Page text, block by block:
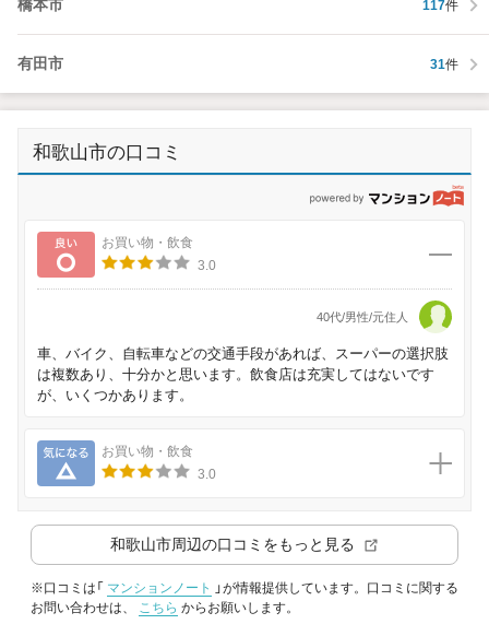
橋本市 117件
有田市 31件
和歌山市の口コミ
良い
お買い物・飲食
3.0
40代/男性/元住人
車、バイク、自転車などの交通手段があれば、スーパーの選択肢
は複数あり、十分かと思います。飲食店は充実してはないです
が、いくつかあります。
気になる
お買い物・飲食
3.0
和歌山市周辺の口コミをもっと見る
※口コミは「 マンションノート
」が情報提供しています。口コミに関する
お問い合わせは、 こちら からお願いします。